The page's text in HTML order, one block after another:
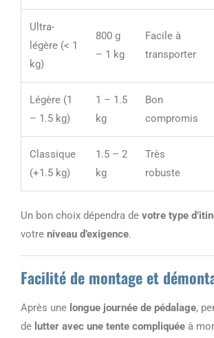
Ultra-
légère (< 1
kg)
800 g
– 1 kg
Facile à
transporter
Légère (1
– 1.5 kg)
1 – 1.5
kg
Bon
compromis
Classique
(+1.5 kg)
1.5 – 2
kg
Très
robuste
Un bon choix dépendra de votre type
votre niveau d’exigence.
Facilité de montage et
Après une longue journée de pédalage,
de lutter avec une tente compliquée à